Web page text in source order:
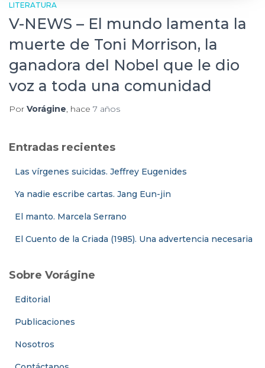
LITERATURA
V-NEWS – El mundo lamenta la
muerte de Toni Morrison, la
ganadora del Nobel que le dio
voz a toda una comunidad
Por Vorágine, hace 7 años
Entradas recientes
Las vírgenes suicidas. Jeffrey Eugenides
Ya nadie escribe cartas. Jang Eun-jin
El manto. Marcela Serrano
El Cuento de la Criada (1985). Una advertencia necesaria
Sobre Vorágine
Editorial
Publicaciones
Nosotros